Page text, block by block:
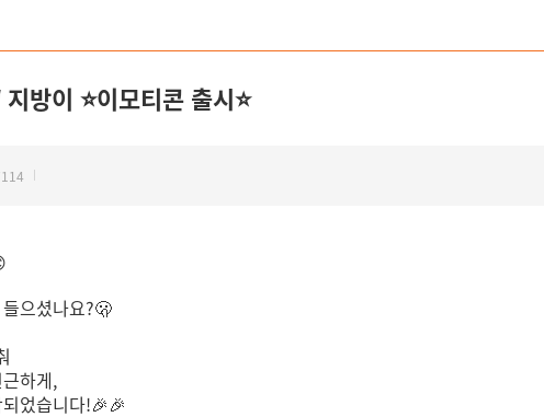
방이 ⭐이모티콘 출시⭐
으셨나요?🫢
하게,
었습니다!🎉🎉